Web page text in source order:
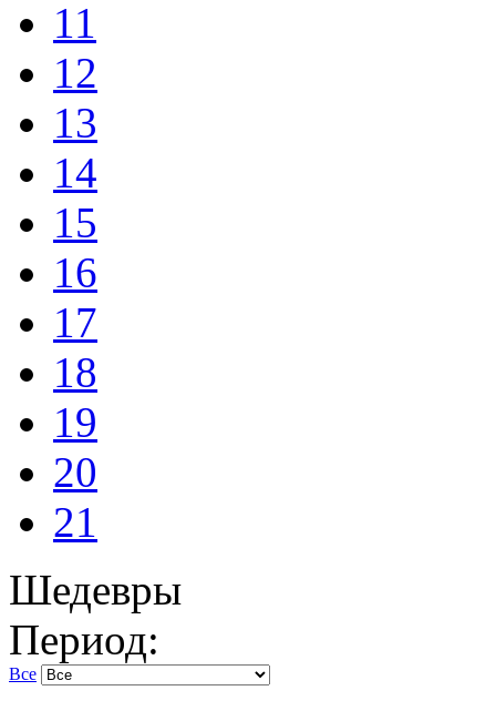
11
12
13
14
15
16
17
18
19
20
21
Шедевры
Период:
Все